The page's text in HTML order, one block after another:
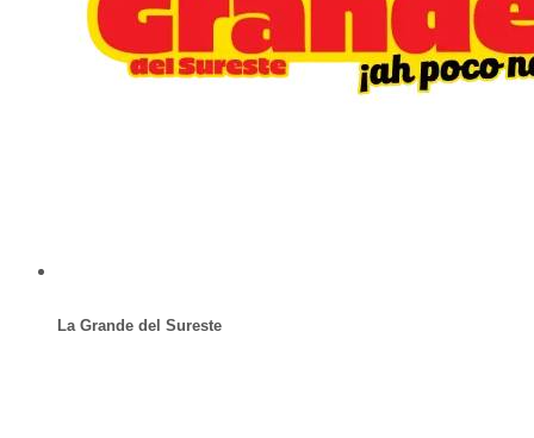
La Grande del Sureste